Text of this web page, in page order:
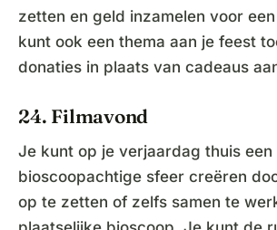
zetten en geld inzamelen voor
kunt ook een thema aan je feest
donaties in plaats van cadeaus
24. Filmavond
Je kunt op je verjaardag thuis een
bioscoopachtige sfeer creëren
op te zetten of zelfs samen te